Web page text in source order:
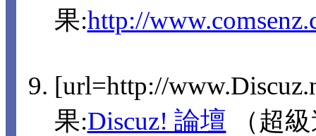
果:http://
[url=http://
果:Discuz! 論壇 （超